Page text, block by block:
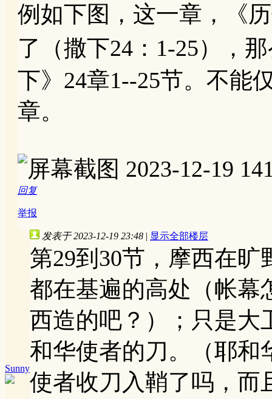
例如下图，这一章，《
了（撒下24：1-25），
下》24章1--25节。不能
章。
回复
举报
Sunny
发表于 2023-12-19 23:48 | 显示全部楼层
第29到30节，摩西在
都在基遍的高处（帐幕
西造的吧？）；只是大
和华使者的刀。（耶和
使者收刀入鞘了吗，而